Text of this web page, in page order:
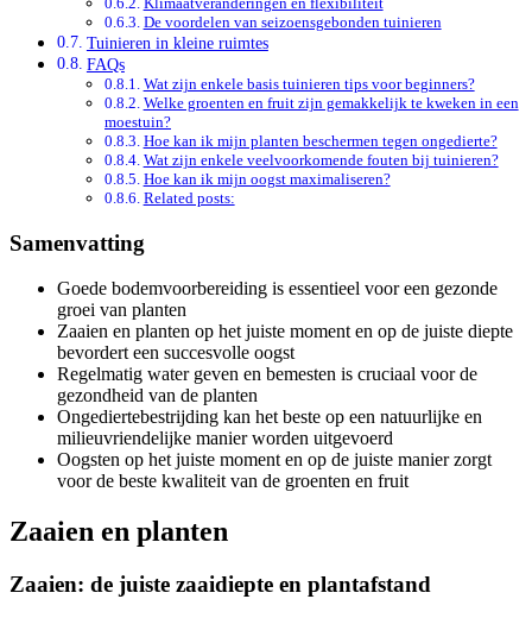
De voordelen van seizoensgebonden tuinieren
Tuinieren in kleine ruimtes
FAQs
Wat zijn enkele basis tuinieren tips voor beginners?
Welke groenten en fruit zijn gemakkelijk te kweken in een
moestuin?
Hoe kan ik mijn planten beschermen tegen ongedierte?
Wat zijn enkele veelvoorkomende fouten bij tuinieren?
Hoe kan ik mijn oogst maximaliseren?
Related posts:
Samenvatting
Goede bodemvoorbereiding is essentieel voor een gezonde
groei van planten
Zaaien en planten op het juiste moment en op de juiste diepte
bevordert een succesvolle oogst
Regelmatig water geven en bemesten is cruciaal voor de
gezondheid van de planten
Ongediertebestrijding kan het beste op een natuurlijke en
milieuvriendelijke manier worden uitgevoerd
Oogsten op het juiste moment en op de juiste manier zorgt
voor de beste kwaliteit van de groenten en fruit
Zaaien en planten
Zaaien: de juiste zaaidiepte en plantafstand